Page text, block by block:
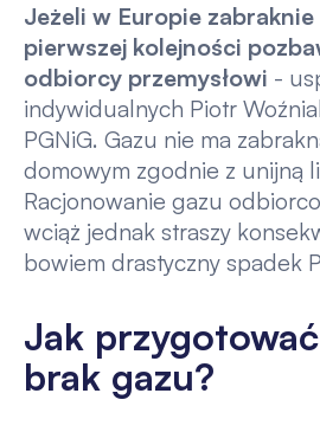
Jeżeli w Europie
pierwszej kolejności
odbiorcy przemysłowi -
indywidualnych Piotr
PGNiG. Gazu nie ma
domowym zgodnie z unijną
Racjonowanie gazu
wciąż jednak straszy
bowiem drastyczny spadek
Jak
brak gazu?